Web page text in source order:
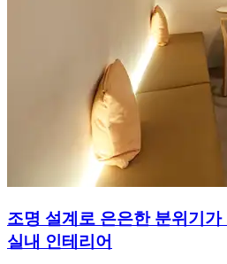
조명 설계로 은은한 분위기가
실내 인테리어